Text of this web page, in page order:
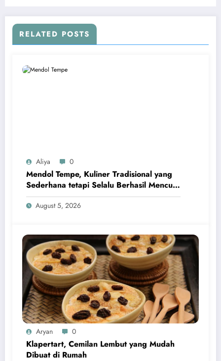
RELATED POSTS
Aliya 0
Mendol Tempe, Kuliner Tradisional yang
Sederhana tetapi Selalu Berhasil Mencuri
Hati
August 5, 2026
Aryan 0
Klapertart, Cemilan Lembut yang Mudah
Dibuat di Rumah